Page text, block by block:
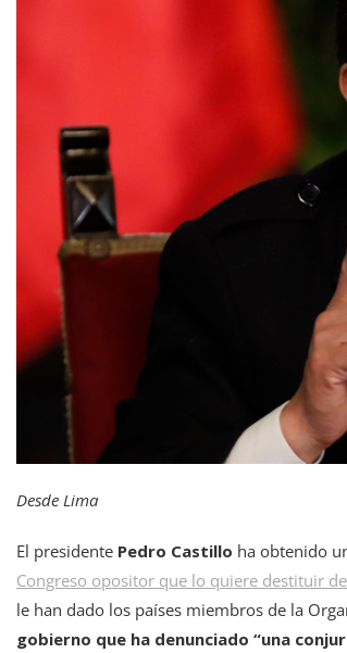
Desde Lima
El presidente Pedro Castillo ha obtenido
Congreso opositor que lo quiere destituir
le han dado los países miembros de la
gobierno que ha denunciado “una